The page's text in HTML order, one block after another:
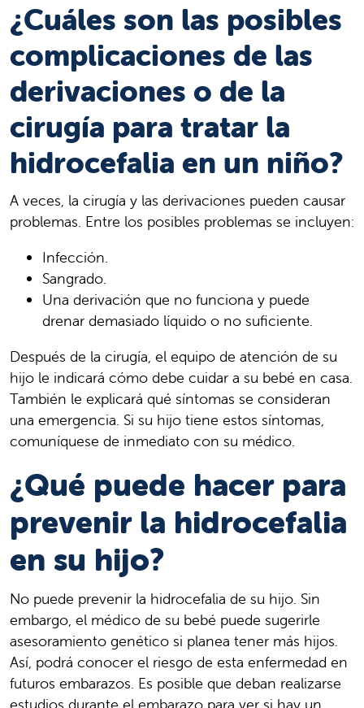
¿Cuáles son las posibles
complicaciones de las
derivaciones o de la
cirugía para tratar la
hidrocefalia en un niño?
A veces, la cirugía y las derivaciones pueden causar
problemas. Entre los posibles problemas se incluyen:
Infección.
Sangrado.
Una derivación que no funciona y puede
drenar demasiado líquido o no suficiente.
Después de la cirugía, el equipo de atención de su
hijo le indicará cómo debe cuidar a su bebé en casa.
También le explicará qué síntomas se consideran
una emergencia. Si su hijo tiene estos síntomas,
comuníquese de inmediato con su médico.
¿Qué puede hacer para
prevenir la hidrocefalia
en su hijo?
No puede prevenir la hidrocefalia de su hijo. Sin
embargo, el médico de su bebé puede sugerirle
asesoramiento genético si planea tener más hijos.
Así, podrá conocer el riesgo de esta enfermedad en
futuros embarazos. Es posible que deban realizarse
estudios durante el embarazo para ver si hay un